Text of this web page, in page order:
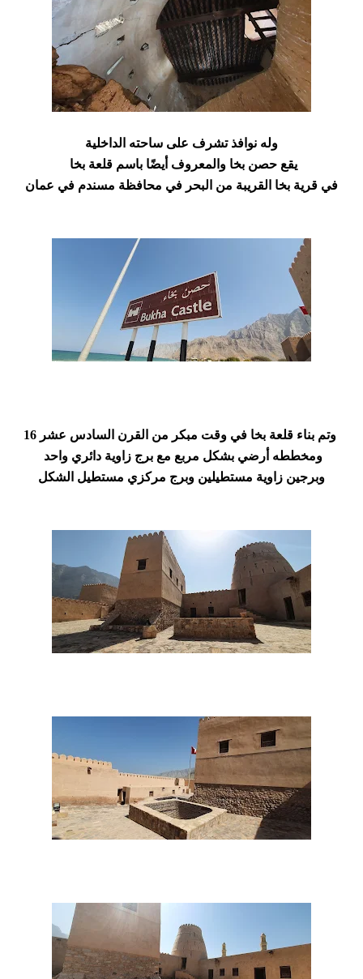
وله نوافذ تشرف على ساحته الداخلية
يقع حصن بخا والمعروف أيضًا باسم قلعة بخا
في قرية بخا القريبة من البحر في محافظة مسندم في عمان
وتم بناء قلعة بخا في وقت مبكر من القرن السادس عشر 16
ومخططه أرضي بشكل مربع مع برج زاوية دائري واحد
وبرجين زاوية مستطيلين وبرج مركزي مستطيل الشكل